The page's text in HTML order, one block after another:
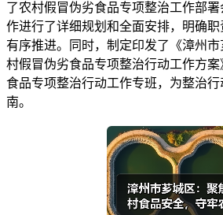
了农村假冒伪劣食品专项整治工作部
作进行了详细规划和全面安排，明确
有序推进。同时，制定印发了《漳州
村假冒伪劣食品专项整治行动工作方
食品专项整治行动工作专班，为整治
南。